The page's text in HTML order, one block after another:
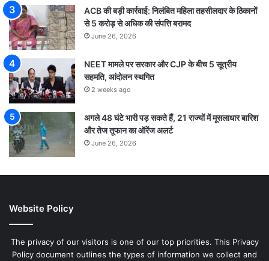
ACB की बड़ी कार्रवाई: निलंबित महिला तहसीलदार के ठिकानों
से 5 करोड़ से अधिक की संपत्ति बरामद
June 26, 2026
NEET मामले पर सरकार और CJP के बीच 5 सूत्रीय
सहमति, आंदोलन स्थगित
2 weeks ago
अगले 48 घंटे भारी पड़ सकते हैं, 21 राज्यों में मूसलाधार बारिश
और तेज तूफान का ऑरेंज अलर्ट
June 26, 2026
Website Policy
The privacy of our visitors is one of our top priorities. This Privacy
Policy document outlines the types of information we collect and